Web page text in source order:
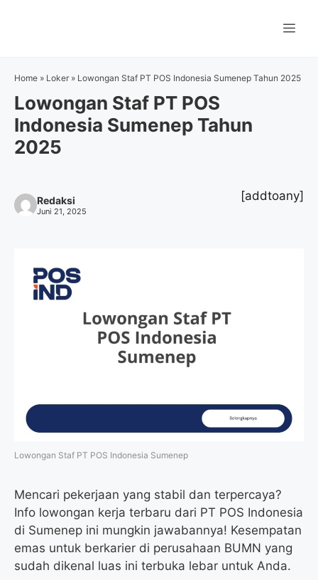
Home » Loker » Lowongan Staf PT POS Indonesia Sumenep Tahun 2025
Lowongan Staf PT POS
Indonesia Sumenep Tahun
2025
Redaksi
Juni 21, 2025
[addtoany]
Lowongan Staf PT POS Indonesia Sumenep
Mencari pekerjaan yang stabil dan terpercaya?
Info lowongan kerja terbaru dari PT POS Indonesia
di Sumenep ini mungkin jawabannya! Kesempatan
emas untuk berkarier di perusahaan BUMN yang
sudah dikenal luas ini terbuka lebar untuk Anda.